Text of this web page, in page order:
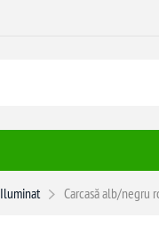
Iluminat Carcasă alb/negru